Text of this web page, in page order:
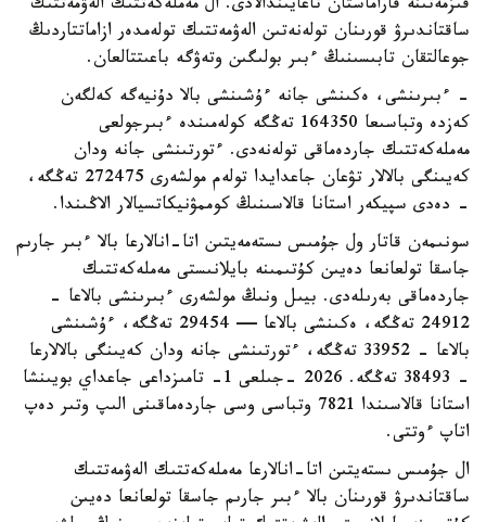
قىزمەتىنە قاراماستان تاعايىندالادى. ال مەملەكەتتىك الەۋمەتتىك
ساقتاندىرۋ قورىنان تولەنەتىن الەۋمەتتىك تولەمدەر ازاماتتاردىڭ
جوعالتقان تابىسىنىڭ ءبىر بولىگىن وتەۋگە باعىتتالعان.
- ءبىرىنشى، ەكىنشى جانە ءۇشىنشى بالا دۇنيەگە كەلگەن
كەزدە وتباسىعا 164350 تەڭگە كولەمىندە ءبىرجولعى
مەملەكەتتىك جاردەماقى تولەنەدى. ءتورتىنشى جانە ودان
كەيىنگى بالالار تۋعان جاعدايدا تولەم مولشەرى 272475 تەڭگە،
- دەدى سپيكەر استانا قالاسىنىڭ كوممۋنيكاتسيالار الاڭىندا.
سونىمەن قاتار ول جۇمىس ىستەمەيتىن اتا-انالارعا بالا ءبىر جارىم
جاسقا تولعانعا دەيىن كۇتىمىنە بايلانىستى مەملەكەتتىك
جاردەماقى بەرىلەدى. بيىل ونىڭ مولشەرى ءبىرىنشى بالاعا -
24912 تەڭگە، ەكىنشى بالاعا — 29454 تەڭگە، ءۇشىنشى
بالاعا - 33952 تەڭگە، ءتورتىنشى جانە ودان كەيىنگى بالالارعا
- 38493 تەڭگە. 2026 -جىلعى 1- تامىزداعى جاعداي بويىنشا
استانا قالاسىندا 7821 وتباسى وسى جاردەماقىنى الىپ وتىر دەپ
اتاپ ءوتتى.
ال جۇمىس ىستەيتىن اتا-انالارعا مەملەكەتتىك الەۋمەتتىك
ساقتاندىرۋ قورىنان بالا ءبىر جارىم جاسقا تولعانعا دەيىن